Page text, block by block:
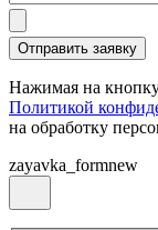
Нажимая на кнопку
Политикой
на обработку
zayavka_formnew